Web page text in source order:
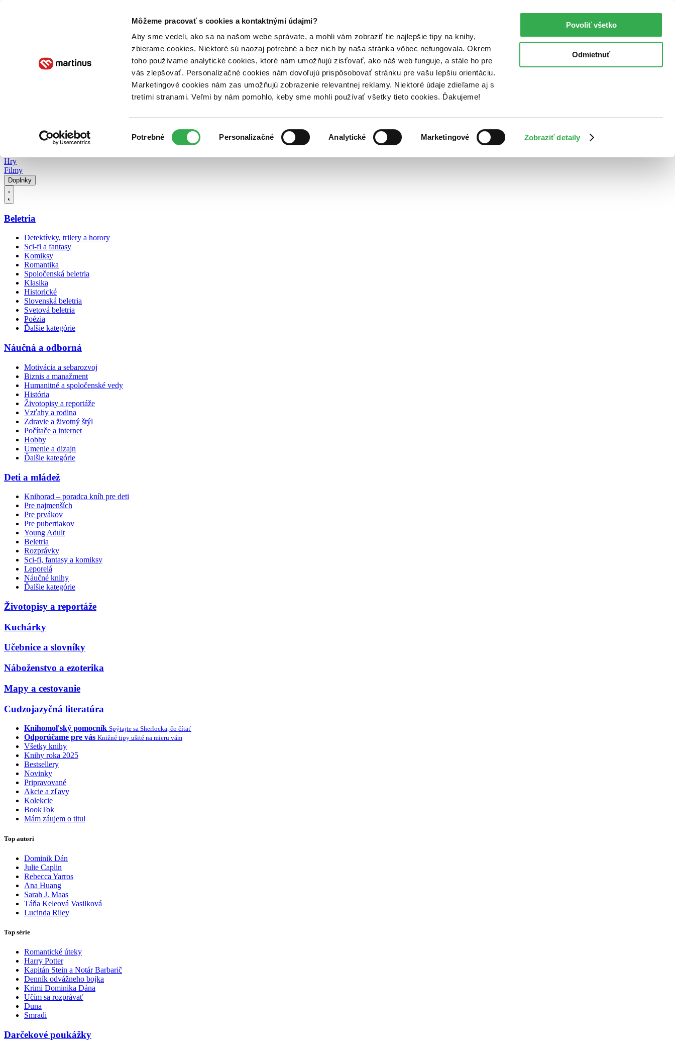
Môžeme pracovať s cookies a kontaktnými údajmi?
Aby sme vedeli, ako sa na našom webe správate, a mohli vám zobraziť tie najlepšie tipy na knihy,
zbierame cookies. Niektoré sú naozaj potrebné a bez nich by naša stránka vôbec nefungovala. Okrem
toho používame analytické cookies, ktoré nám umožňujú zisťovať, ako náš web funguje, a stále ho pre
vás zlepšovať. Personalizačné cookies nám dovoľujú prispôsobovať stránku pre vašu lepšiu orientáciu.
Marketingové cookies nám zas umožňujú zobrazenie relevantnej reklamy. Niektoré údaje zdieľame aj s
tretími stranami. Veľmi by nám pomohlo, keby sme mohli používať všetky tieto cookies. Ďakujeme!
súhlasu
Potrebné Personalizačné Analytické Marketingové Zobraziť detaily
Povoliť všetko
Odmietnuť
Poukážky Kontakt
Hry
Filmy
Doplnky
Beletria
Detektívky, trilery a horory
Sci-fi a fantasy
Komiksy
Romantika
Spoločenská beletria
Klasika
Historické
Slovenská beletria
Svetová beletria
Poézia
Ďalšie kategórie
Náučná a odborná
Motivácia a sebarozvoj
Biznis a manažment
Humanitné a spoločenské vedy
História
Životopisy a reportáže
Vzťahy a rodina
Zdravie a životný štýl
Počítače a internet
Hobby
Umenie a dizajn
Ďalšie kategórie
Deti a mládež
Knihorad – poradca kníh pre deti
Pre najmenších
Pre prvákov
Pre pubertiakov
Young Adult
Beletria
Rozprávky
Sci-fi, fantasy a komiksy
Leporelá
Náučné knihy
Ďalšie kategórie
Životopisy a reportáže
Kuchárky
Učebnice a slovníky
Náboženstvo a ezoterika
Mapy a cestovanie
Cudzojazyčná literatúra
Knihomoľský pomocník Spýtajte sa Sherlocka, čo čítať
Odporúčame pre vás Knižné tipy ušité na mieru vám
Všetky knihy
Knihy roka 2025
Bestsellery
Novinky
Pripravované
Akcie a zľavy
Kolekcie
BookTok
Mám záujem o titul
Top autori
Dominik Dán
Julie Caplin
Rebecca Yarros
Ana Huang
Sarah J. Maas
Táňa Keleová Vasilková
Lucinda Riley
Top série
Romantické úteky
Harry Potter
Kapitán Stein a Notár Barbarič
Denník odvážneho bojka
Krimi Dominika Dána
Učím sa rozprávať
Duna
Smradi
Darčekové poukážky